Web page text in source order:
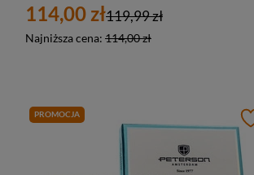
114,00 zł
Najniższa cena: 114,00 zł
119,99 zł
PROMOCJA